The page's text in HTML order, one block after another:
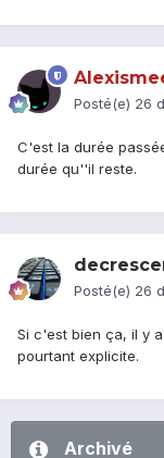
Posté(e) 26
C'est la durée
durée qu''il reste.
Posté(e) 26
Si c'est bien ça, il y
pourtant explicite.
Archivé